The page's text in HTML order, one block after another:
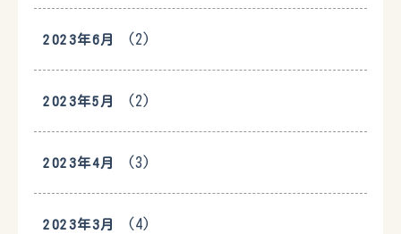
2023年6月 (2)
2023年5月 (2)
2023年4月 (3)
2023年3月 (4)